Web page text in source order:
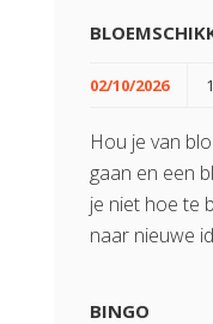
02/10/2026
Hou je van
gaan en een
je niet hoe te
naar nieuwe
BINGO